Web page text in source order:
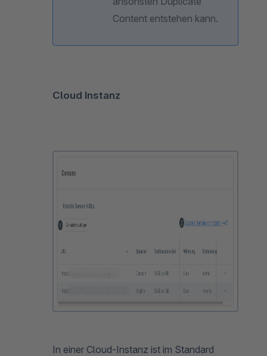
Content entstehen kann.
Cloud Instanz
In einer Cloud-Instanz ist im Standard